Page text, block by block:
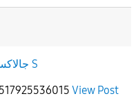
جالاكسى S
View Post